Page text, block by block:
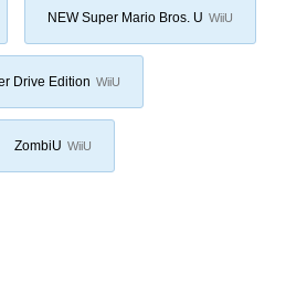
NEW Super Mario Bros. U WiiU
Drive Edition WiiU
ZombiU WiiU